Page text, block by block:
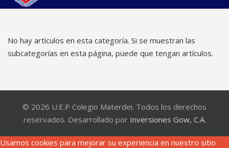
No hay artículos en esta categoría. Si se muestran las
subcategorías en esta página, puede que tengan artículos.
© 2026 U.E.P Colegio Materdei. Todos los derechos
reservados. Desarrollado por Inversiones Gow, C.A.
Usamos cookies para mejorar su experiencia en nuestro sitio